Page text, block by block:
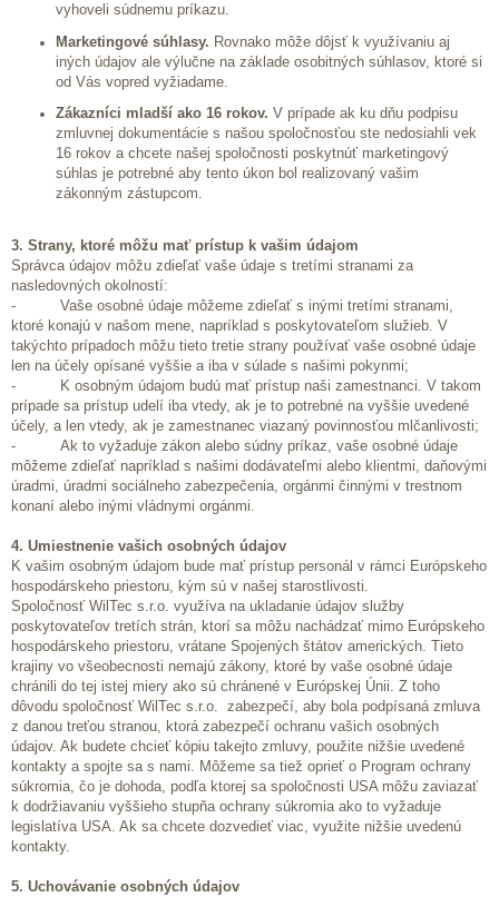
vyhoveli súdnemu príkazu.
Marketingové súhlasy. Rovnako môže dôjsť k využívaniu aj
iných údajov ale výlučne na základe osobitných súhlasov, ktoré si
od Vás vopred vyžiadame.
Zákazníci mladší ako 16 rokov. V prípade ak ku dňu podpisu
zmluvnej dokumentácie s našou spoločnosťou ste nedosiahli vek
16 rokov a chcete našej spoločnosti poskytnúť marketingový
súhlas je potrebné aby tento úkon bol realizovaný vašim
zákonným zástupcom.
3. Strany, ktoré môžu mať prístup k vašim údajom
Správca údajov môžu zdieľať vaše údaje s tretími stranami za
nasledovných okolností:
- Vaše osobné údaje môžeme zdieľať s inými tretími stranami,
ktoré konajú v našom mene, napríklad s poskytovateľom služieb. V
takýchto prípadoch môžu tieto tretie strany používať vaše osobné údaje
len na účely opísané vyššie a iba v súlade s našimi pokynmi;
- K osobným údajom budú mať prístup naši zamestnanci. V takom
prípade sa prístup udelí iba vtedy, ak je to potrebné na vyššie uvedené
účely, a len vtedy, ak je zamestnanec viazaný povinnosťou mlčanlivosti;
- Ak to vyžaduje zákon alebo súdny príkaz, vaše osobné údaje
môžeme zdieľať napríklad s našimi dodávateľmi alebo klientmi, daňovými
úradmi, úradmi sociálneho zabezpečenia, orgánmi činnými v trestnom
konaní alebo inými vládnymi orgánmi.
4. Umiestnenie vašich osobných údajov
K vašim osobným údajom bude mať prístup personál v rámci Európskeho
hospodárskeho priestoru, kým sú v našej starostlivosti.
Spoločnosť WilTec s.r.o. využíva na ukladanie údajov služby
poskytovateľov tretích strán, ktorí sa môžu nachádzať mimo Európskeho
hospodárskeho priestoru, vrátane Spojených štátov amerických. Tieto
krajiny vo všeobecnosti nemajú zákony, ktoré by vaše osobné údaje
chránili do tej istej miery ako sú chránené v Európskej Únii. Z toho
dôvodu spoločnosť WilTec s.r.o. zabezpečí, aby bola podpísaná zmluva
z danou treťou stranou, ktorá zabezpečí ochranu vašich osobných
údajov. Ak budete chcieť kópiu takejto zmluvy, použite nižšie uvedené
kontakty a spojte sa s nami. Môžeme sa tiež oprieť o Program ochrany
súkromia, čo je dohoda, podľa ktorej sa spoločnosti USA môžu zaviazať
k dodržiavaniu vyššieho stupňa ochrany súkromia ako to vyžaduje
legislatíva USA. Ak sa chcete dozvedieť viac, využite nižšie uvedenú
kontakty.
5. Uchovávanie osobných údajov